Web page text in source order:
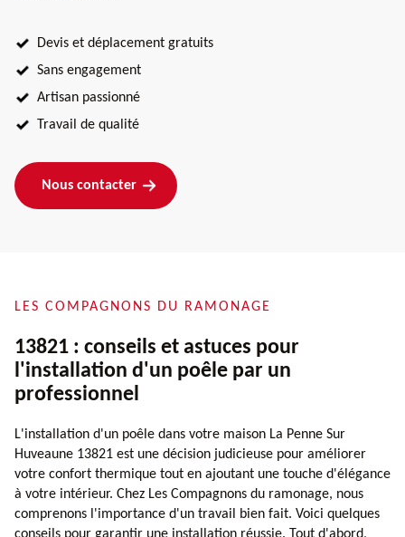
Devis et déplacement gratuits
Sans engagement
Artisan passionné
Travail de qualité
Nous contacter
LES COMPAGNONS DU RAMONAGE
13821 : conseils et astuces pour
l'installation d'un poêle par un
professionnel
L'installation d'un poêle dans votre maison La Penne Sur
Huveaune 13821 est une décision judicieuse pour améliorer
votre confort thermique tout en ajoutant une touche d'élégance
à votre intérieur. Chez Les Compagnons du ramonage, nous
comprenons l'importance d'un travail bien fait. Voici quelques
conseils pour garantir une installation réussie. Tout d'abord,